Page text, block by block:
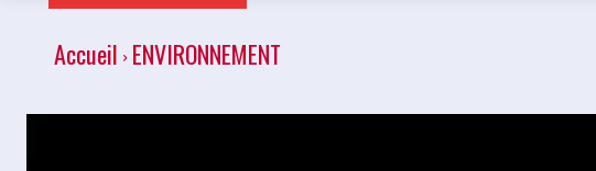
Accueil ENVIRONNEMENT